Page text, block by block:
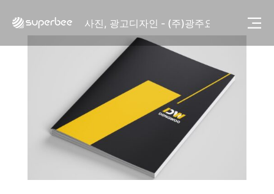
사진, 광고디자인 - (주)광주요
웹사이트 - (주)세스코
제품디자인 - 삼성전자㈜
동영상, CI - 카피어랜드㈜
동영상, 홈페이지 - (주)분독
동영상, 카탈로그 - 피자마루
웹사이트 - 백조씽크
사진, 광고디자인 - 중외제약
패키지, 디자인 - 고려은단
동영상 - (주)듀오백
동영상 - ㈜고피자
동영상 - 모모스커피㈜